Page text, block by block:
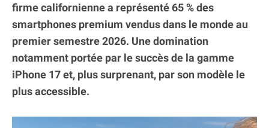
firme californienne a représenté 65 % des
smartphones premium vendus dans le monde au
premier semestre 2026. Une domination
notamment portée par le succès de la gamme
iPhone 17 et, plus surprenant, par son modèle le
plus accessible.